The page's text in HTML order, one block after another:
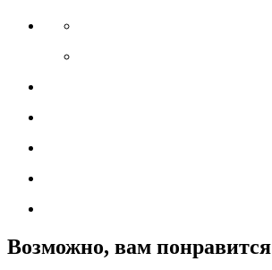
Возможно, вам понравится